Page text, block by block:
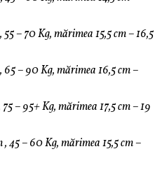
– 70 Kg, mărimea 15,5 cm – 16,5
65 – 90 Kg, mărimea 16,5 cm –
– 95+ Kg, mărimea 17,5 cm – 19
45 – 60 Kg, mărimea 15,5 cm –